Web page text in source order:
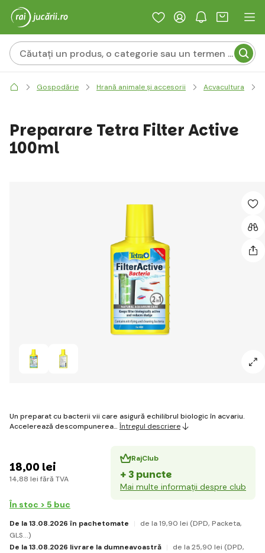
Gospodărie Hrană animale și accesorii Acvacultura
Preparare Tetra Filter Active
100ml
Un preparat cu bacterii vii care asigură echilibrul biologic în acvariu.
Accelerează descompunerea… Întregul descriere
18,00 lei
14,88 lei fără TVA
RajClub
+ 3 puncte
Mai multe informații despre club
În stoc > 5 buc
De la 13.08.2026 în pachetomate de la 19,90 lei (DPD, Packeta,
GLS...)
De la 13.08.2026 livrare la dumneavoastră
de la 25,90 lei (DPD,